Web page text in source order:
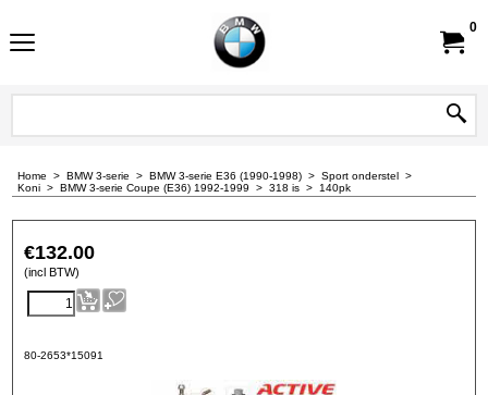
0
Home > BMW 3-serie > BMW 3-serie E36 (1990-1998) > Sport onderstel >
Koni > BMW 3-serie Coupe (E36) 1992-1999 > 318 is > 140pk
€132.00
(incl BTW)
80-2653*15091